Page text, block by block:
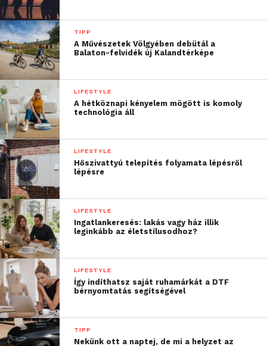
Porszívó és ecset
A gépek takarításához nem szükséges semmilyen
különleges szer. Hagyományos porszívóval is ki
lehet tisztítani a billentyűzetet. Arra kell ügyelni,
hogy ne maximális szívóerőre állítsuk a porszívót,
mert az kárt tehet a készülékben. A sérülések
elkerülése érdekében érdemes egy kicsit távolabbról
szívni a port, amelyet egy egyszerű ecset
segítségével is ki lehet söpörni a klaviatúrából. Ha a
port sűrített levegős szprével távolítjuk el, akkor
pára csapódhat le, ezért mindig meg kell várni, amíg
ez elpárolog, és csak utána szabad bekapcsolni a
gépet!
TIPP
A Művészetek Völgyében debütál a
Balaton-felvidék új Kalandtérképe
LIFESTYLE
A hétköznapi kényelem mögött is komoly
technológia áll
LIFESTYLE
Hőszivattyú telepítés folyamata lépésről
lépésre
LIFESTYLE
Ingatlankeresés: lakás vagy ház illik
leginkább az életstílusodhoz?
LIFESTYLE
Így indíthatsz saját ruhamárkát a DTF
bérnyomtatás segítségével
TIPP
Nekünk ott a naptej, de mi a helyzet az